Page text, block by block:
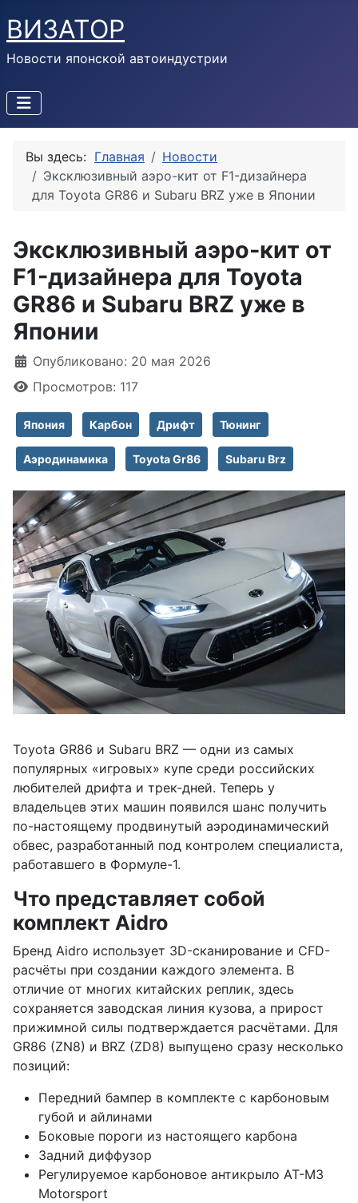
ВИЗАТОР
Новости японской автоиндустрии
Вы здесь: Главная
Новости
Эксклюзивный аэро-кит от F1-дизайнера
для Toyota GR86 и Subaru BRZ уже в Японии
Эксклюзивный аэро-кит от
F1-дизайнера для Toyota
GR86 и Subaru BRZ уже в
Японии
Информация о материале
Опубликовано: 20 мая 2026
Просмотров: 117
Япония Карбон Дрифт Тюнинг
Аэродинамика Toyota Gr86 Subaru Brz
Toyota GR86 и Subaru BRZ — одни из самых
популярных «игровых» купе среди российских
любителей дрифта и трек-дней. Теперь у
владельцев этих машин появился шанс получить
по-настоящему продвинутый аэродинамический
обвес, разработанный под контролем специалиста,
работавшего в Формуле-1.
Что представляет собой
комплект Aidro
Бренд Aidro использует 3D-сканирование и CFD-
расчёты при создании каждого элемента. В
отличие от многих китайских реплик, здесь
сохраняется заводская линия кузова, а прирост
прижимной силы подтверждается расчётами. Для
GR86 (ZN8) и BRZ (ZD8) выпущено сразу несколько
позиций:
Передний бампер в комплекте с карбоновым
губой и айлинами
Боковые пороги из настоящего карбона
Задний диффузор
Регулируемое карбоновое антикрыло AT-M3
Motorsport